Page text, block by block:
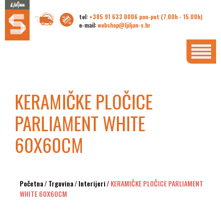
tel: +385 91 633 0006 pon-pet (7.00h - 15.00h)
e-mail:webshop@ljiljan-s.hr
KERAMIČKE PLOČICE
PARLIAMENT WHITE
60X60CM
Početna/Trgovina/Interijeri/KERAMIČKE PLOČICE PARLIAMENT
WHITE 60X60CM